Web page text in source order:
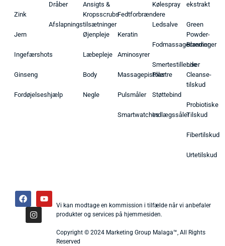
Zink
Jern
Ingefærshots
Ginseng
Fordøjelseshjælp
Dråber
Afslapningstilsætninger
Ansigts &
Kropsscrubs
Øjenpleje
Læbepleje
Body
Negle
Fedtforbrændere
Keratin
Aminosyrer
Massagepistoler
Pulsmåler
Smartwatches
Kølespray
Ledsalve
Fodmassagecremer
Smertestillende
Plastre
Støttebind
Indlægssåler
ekstrakt
Green
Powder-
Blandinger
Liver
Cleanse-
tilskud
Probiotiske
Tilskud
Fibertilskud
Urtetilskud
Vi kan modtage en kommission i tilfælde når vi anbefaler
produkter og services på hjemmesiden.
Copyright © 2024 Marketing Group Malaga™, All Rights
Reserved